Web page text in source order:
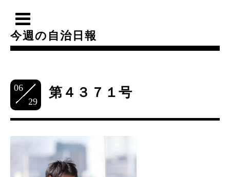
今週の自治日報
06
29
第４３７１号